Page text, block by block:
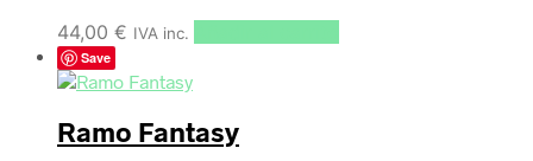
44,00 € IVA inc.
Save
Ramo Fantasy